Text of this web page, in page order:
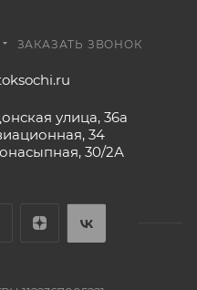
ЗАКАЗАТЬ ЗВОНОК
улица, 36а
34
30/2А